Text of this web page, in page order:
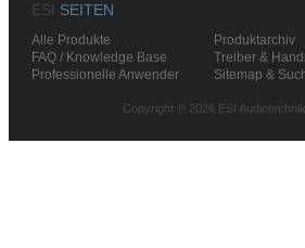
ESI SEITEN
Alle Produkte Produktarchiv
FAQ / Knowledge Base
Treiber &
Professionelle Anwender
Sitemap &
Copyright © 2026 ESI